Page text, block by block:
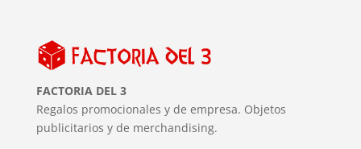
FACTORIA DEL 3
Regalos promocionales y de empresa. Objetos
publicitarios y de merchandising.